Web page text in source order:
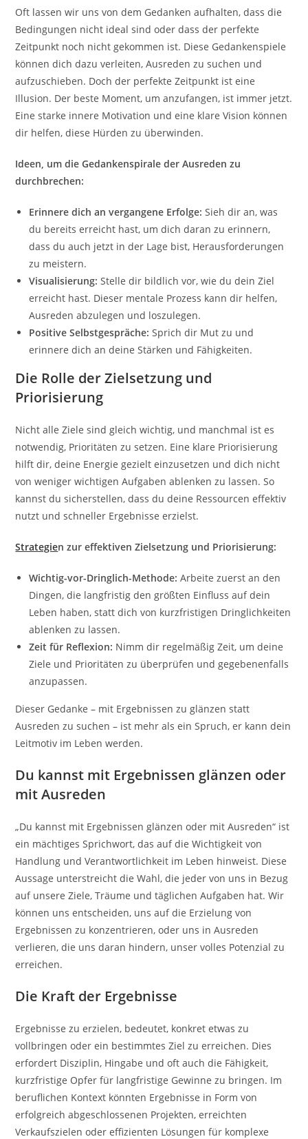
Oft lassen wir uns von dem Gedanken aufhalten, dass die
Bedingungen nicht ideal sind oder dass der perfekte
Zeitpunkt noch nicht gekommen ist. Diese Gedankenspiele
können dich dazu verleiten, Ausreden zu suchen und
aufzuschieben. Doch der perfekte Zeitpunkt ist eine
Illusion. Der beste Moment, um anzufangen, ist immer jetzt.
Eine starke innere Motivation und eine klare Vision können
dir helfen, diese Hürden zu überwinden.
Ideen, um die Gedankenspirale der Ausreden zu
durchbrechen:
Erinnere dich an vergangene Erfolge: Sieh dir an, was
du bereits erreicht hast, um dich daran zu erinnern,
dass du auch jetzt in der Lage bist, Herausforderungen
zu meistern.
Visualisierung: Stelle dir bildlich vor, wie du dein Ziel
erreicht hast. Dieser mentale Prozess kann dir helfen,
Ausreden abzulegen und loszulegen.
Positive Selbstgespräche: Sprich dir Mut zu und
erinnere dich an deine Stärken und Fähigkeiten.
Die Rolle der Zielsetzung und
Priorisierung
Nicht alle Ziele sind gleich wichtig, und manchmal ist es
notwendig, Prioritäten zu setzen. Eine klare Priorisierung
hilft dir, deine Energie gezielt einzusetzen und dich nicht
von weniger wichtigen Aufgaben ablenken zu lassen. So
kannst du sicherstellen, dass du deine Ressourcen effektiv
nutzt und schneller Ergebnisse erzielst.
Strategien zur effektiven Zielsetzung und Priorisierung:
Wichtig-vor-Dringlich-Methode: Arbeite zuerst an den
Dingen, die langfristig den größten Einfluss auf dein
Leben haben, statt dich von kurzfristigen Dringlichkeiten
ablenken zu lassen.
Zeit für Reflexion: Nimm dir regelmäßig Zeit, um deine
Ziele und Prioritäten zu überprüfen und gegebenenfalls
anzupassen.
Dieser Gedanke – mit Ergebnissen zu glänzen statt
Ausreden zu suchen – ist mehr als ein Spruch, er kann dein
Leitmotiv im Leben werden.
Du kannst mit Ergebnissen glänzen oder
mit Ausreden
„Du kannst mit Ergebnissen glänzen oder mit Ausreden“ ist
ein mächtiges Sprichwort, das auf die Wichtigkeit von
Handlung und Verantwortlichkeit im Leben hinweist. Diese
Aussage unterstreicht die Wahl, die jeder von uns in Bezug
auf unsere Ziele, Träume und täglichen Aufgaben hat. Wir
können uns entscheiden, uns auf die Erzielung von
Ergebnissen zu konzentrieren, oder uns in Ausreden
verlieren, die uns daran hindern, unser volles Potenzial zu
erreichen.
Die Kraft der Ergebnisse
Ergebnisse zu erzielen, bedeutet, konkret etwas zu
vollbringen oder ein bestimmtes Ziel zu erreichen. Dies
erfordert Disziplin, Hingabe und oft auch die Fähigkeit,
kurzfristige Opfer für langfristige Gewinne zu bringen. Im
beruflichen Kontext könnten Ergebnisse in Form von
erfolgreich abgeschlossenen Projekten, erreichten
Verkaufszielen oder effizienten Lösungen für komplexe